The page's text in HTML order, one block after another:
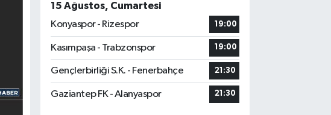
15 Ağustos, Cumartesi
Konyaspor - Rizespor
19:00
Kasımpaşa - Trabzonspor 19:00
Gençlerbirliği S.K. - Fenerbahçe 21:30
Gaziantep FK - Alanyaspor 21:30